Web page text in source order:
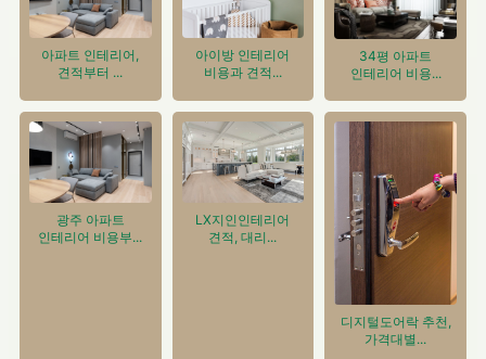
아파트 인테리어,
견적부터 ...
아이방 인테리어
비용과 견적...
34평 아파트
인테리어 비용...
광주 아파트
인테리어 비용부...
LX지인인테리어
견적, 대리...
디지털도어락 추천,
가격대별...